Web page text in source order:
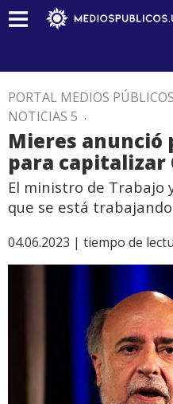
PORTAL MEDIOS PÚBLICOS
NOTICIAS 5 .
Mieres anunció
para capitalizar
El ministro de Trabajo
que se está
04.06.2023 | tiempo de